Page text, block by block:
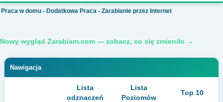
Praca w domu - Dodatkowa Praca - Zarabianie przez Internet
Nowy wygląd Zarabiam.com — zobacz, co się zmieniło →
Nawigacja
Lista
odznaczeń
Lista
Poziomów
Top 10